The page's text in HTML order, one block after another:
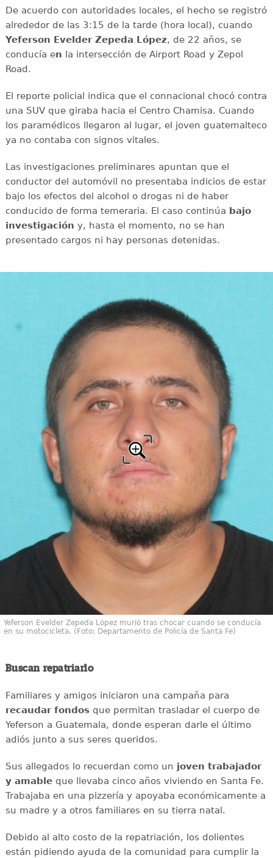
De acuerdo con autoridades locales, el hecho se registró
alrededor de las 3:15 de la tarde (hora local), cuando
Yeferson Evelder Zepeda López, de 22 años, se
conducía en la intersección de Airport Road y Zepol
Road.
El reporte policial indica que el connacional chocó contra
una SUV que giraba hacia el Centro Chamisa. Cuando
los paramédicos llegaron al lugar, el joven guatemalteco
ya no contaba con signos vitales.
Las investigaciones preliminares apuntan que el
conductor del automóvil no presentaba indicios de estar
bajo los efectos del alcohol o drogas ni de haber
conducido de forma temeraria. El caso continúa bajo
investigación y, hasta el momento, no se han
presentado cargos ni hay personas detenidas.
Yeferson Evelder Zepeda López murió tras chocar cuando se conducía
en su motocicleta. (Foto: Departamento de Policía de Santa Fe)
Buscan repatriarlo
Familiares y amigos iniciaron una campaña para
recaudar fondosque permitan trasladar el cuerpo de
Yeferson a Guatemala, donde esperan darle el último
adiós junto a sus seres queridos.
Sus allegados lo recuerdan como un joven trabajador
y amableque llevaba cinco años viviendo en Santa Fe.
Trabajaba en una pizzería y apoyaba económicamente a
su madre y a otros familiares en su tierra natal.
Debido al alto costo de la repatriación, los dolientes
están pidiendo ayuda de la comunidad para cumplir la